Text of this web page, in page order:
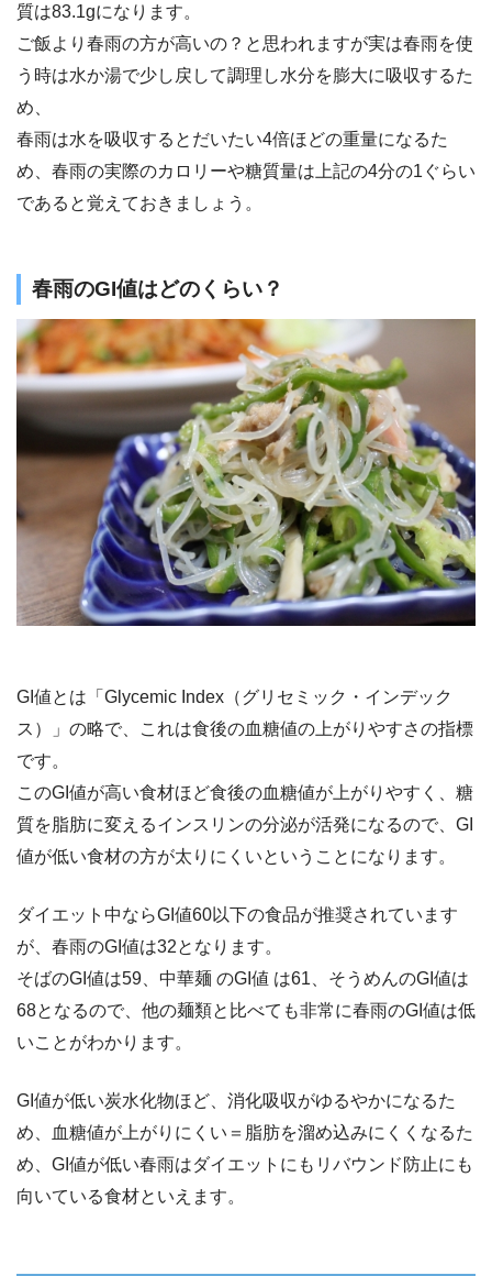
質は83.1gになります。
ご飯より春雨の方が高いの？と思われますが実は春雨を使
う時は水か湯で少し戻して調理し水分を膨大に吸収するた
め、
春雨は水を吸収するとだいたい4倍ほどの重量になるた
め、春雨の実際のカロリーや糖質量は上記の4分の1ぐらい
であると覚えておきましょう。
春雨のGI値はどのくらい？
GI値とは「Glycemic Index（グリセミック・インデック
ス）」の略で、これは食後の血糖値の上がりやすさの指標
です。
このGI値が高い食材ほど食後の血糖値が上がりやすく、糖
質を脂肪に変えるインスリンの分泌が活発になるので、GI
値が低い食材の方が太りにくいということになります。
ダイエット中ならGI値60以下の食品が推奨されています
が、春雨のGI値は32となります。
そばのGI値は59、中華麺 のGI値 は61、そうめんのGI値は
68となるので、他の麺類と比べても非常に春雨のGI値は低
いことがわかります。
GI値が低い炭水化物ほど、消化吸収がゆるやかになるた
め、血糖値が上がりにくい＝脂肪を溜め込みにくくなるた
め、GI値が低い春雨はダイエットにもリバウンド防止にも
向いている食材といえます。